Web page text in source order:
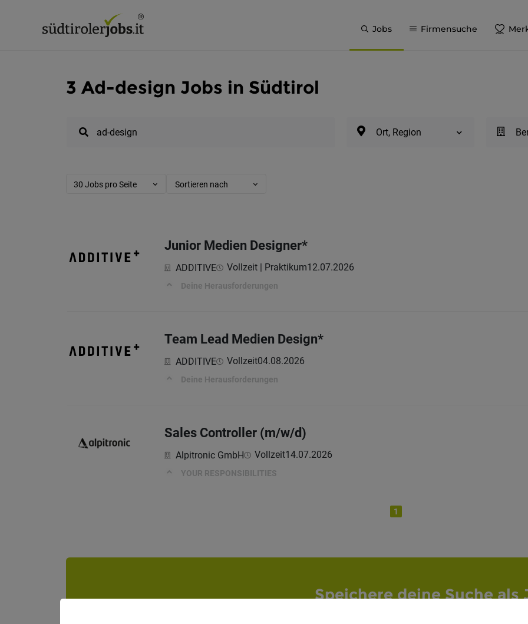
Jobs Firmensuche
3 Ad-design Jobs in Südtirol
Ort, Region
30 Jobs pro Seite Sortieren nach
Junior Medien Designer*
ADDITIVE Vollzeit | Praktikum12.07.2026
Deine Herausforderungen
Team Lead Medien Design*
ADDITIVE Vollzeit04.08.2026
Deine Herausforderungen
Sales Controller (m/w/d)
Alpitronic GmbH Vollzeit14.07.2026
YOUR RESPONSIBILITIES
1
Speichere deine Suche als